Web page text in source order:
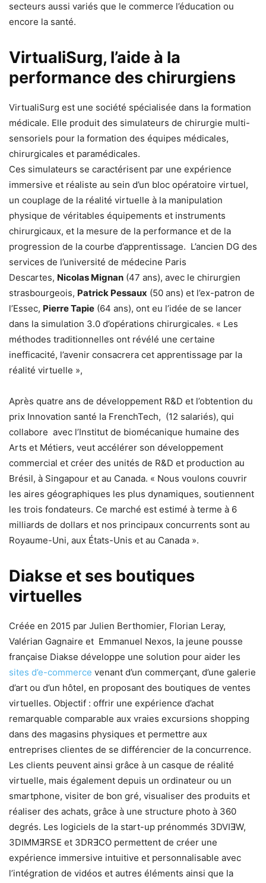
secteurs aussi variés que le commerce l’éducation ou
encore la santé.
VirtualiSurg, l’aide à la
performance des chirurgiens
VirtualiSurg est une société spécialisée dans la formation
médicale. Elle produit des simulateurs de chirurgie multi-
sensoriels pour la formation des équipes médicales,
chirurgicales et paramédicales.
Ces simulateurs se caractérisent par une expérience
immersive et réaliste au sein d’un bloc opératoire virtuel,
un couplage de la réalité virtuelle à la manipulation
physique de véritables équipements et instruments
chirurgicaux, et la mesure de la performance et de la
progression de la courbe d’apprentissage. L’ancien DG des
services de l’université de médecine Paris
Descartes, Nicolas Mignan (47 ans), avec le chirurgien
strasbourgeois, Patrick Pessaux (50 ans) et l’ex-patron de
l’Essec, Pierre Tapie (64 ans), ont eu l’idée de se lancer
dans la simulation 3.0 d’opérations chirurgicales. « Les
méthodes traditionnelles ont révélé une certaine
inefficacité, l’avenir consacrera cet apprentissage par la
réalité virtuelle »,
Après quatre ans de développement R&D et l’obtention du
prix Innovation santé la FrenchTech, (12 salariés), qui
collabore avec l’Institut de biomécanique humaine des
Arts et Métiers, veut accélérer son développement
commercial et créer des unités de R&D et production au
Brésil, à Singapour et au Canada. « Nous voulons couvrir
les aires géographiques les plus dynamiques, soutiennent
les trois fondateurs. Ce marché est estimé à terme à 6
milliards de dollars et nos principaux concurrents sont au
Royaume-Uni, aux États-Unis et au Canada ».
Diakse et ses boutiques
virtuelles
Créée en 2015 par Julien Berthomier, Florian Leray,
Valérian Gagnaire et Emmanuel Nexos, la jeune pousse
française Diakse développe une solution pour aider les
sites d’e-commerce venant d’un commerçant, d’une galerie
d’art ou d’un hôtel, en proposant des boutiques de ventes
virtuelles. Objectif : offrir une expérience d’achat
remarquable comparable aux vraies excursions shopping
dans des magasins physiques et permettre aux
entreprises clientes de se différencier de la concurrence.
Les clients peuvent ainsi grâce à un casque de réalité
virtuelle, mais également depuis un ordinateur ou un
smartphone, visiter de bon gré, visualiser des produits et
réaliser des achats, grâce à une structure photo à 360
degrés. Les logiciels de la start-up prénommés 3DVIꓱW,
3DIMMꓱRSE et 3DRꓱCO permettent de créer une
expérience immersive intuitive et personnalisable avec
l’intégration de vidéos et autres éléments ainsi que la